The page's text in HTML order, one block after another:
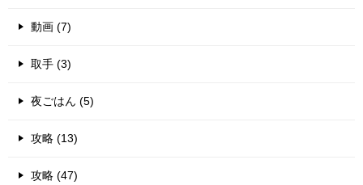
動画 (7)
取手 (3)
夜ごはん (5)
攻略 (13)
攻略 (47)